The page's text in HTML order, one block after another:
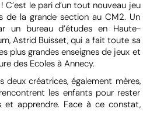
le pari d’un tout nouveau jeu
de la grande section au CM2. Un
un bureau d’études en Haute-
Astrid Buisset, qui a fait toute sa
plus grandes enseignes de jeux et
des Ecoles à Annecy.
deux créatrices, également mères,
les enfants pour rester
et apprendre. Face à ce constat,